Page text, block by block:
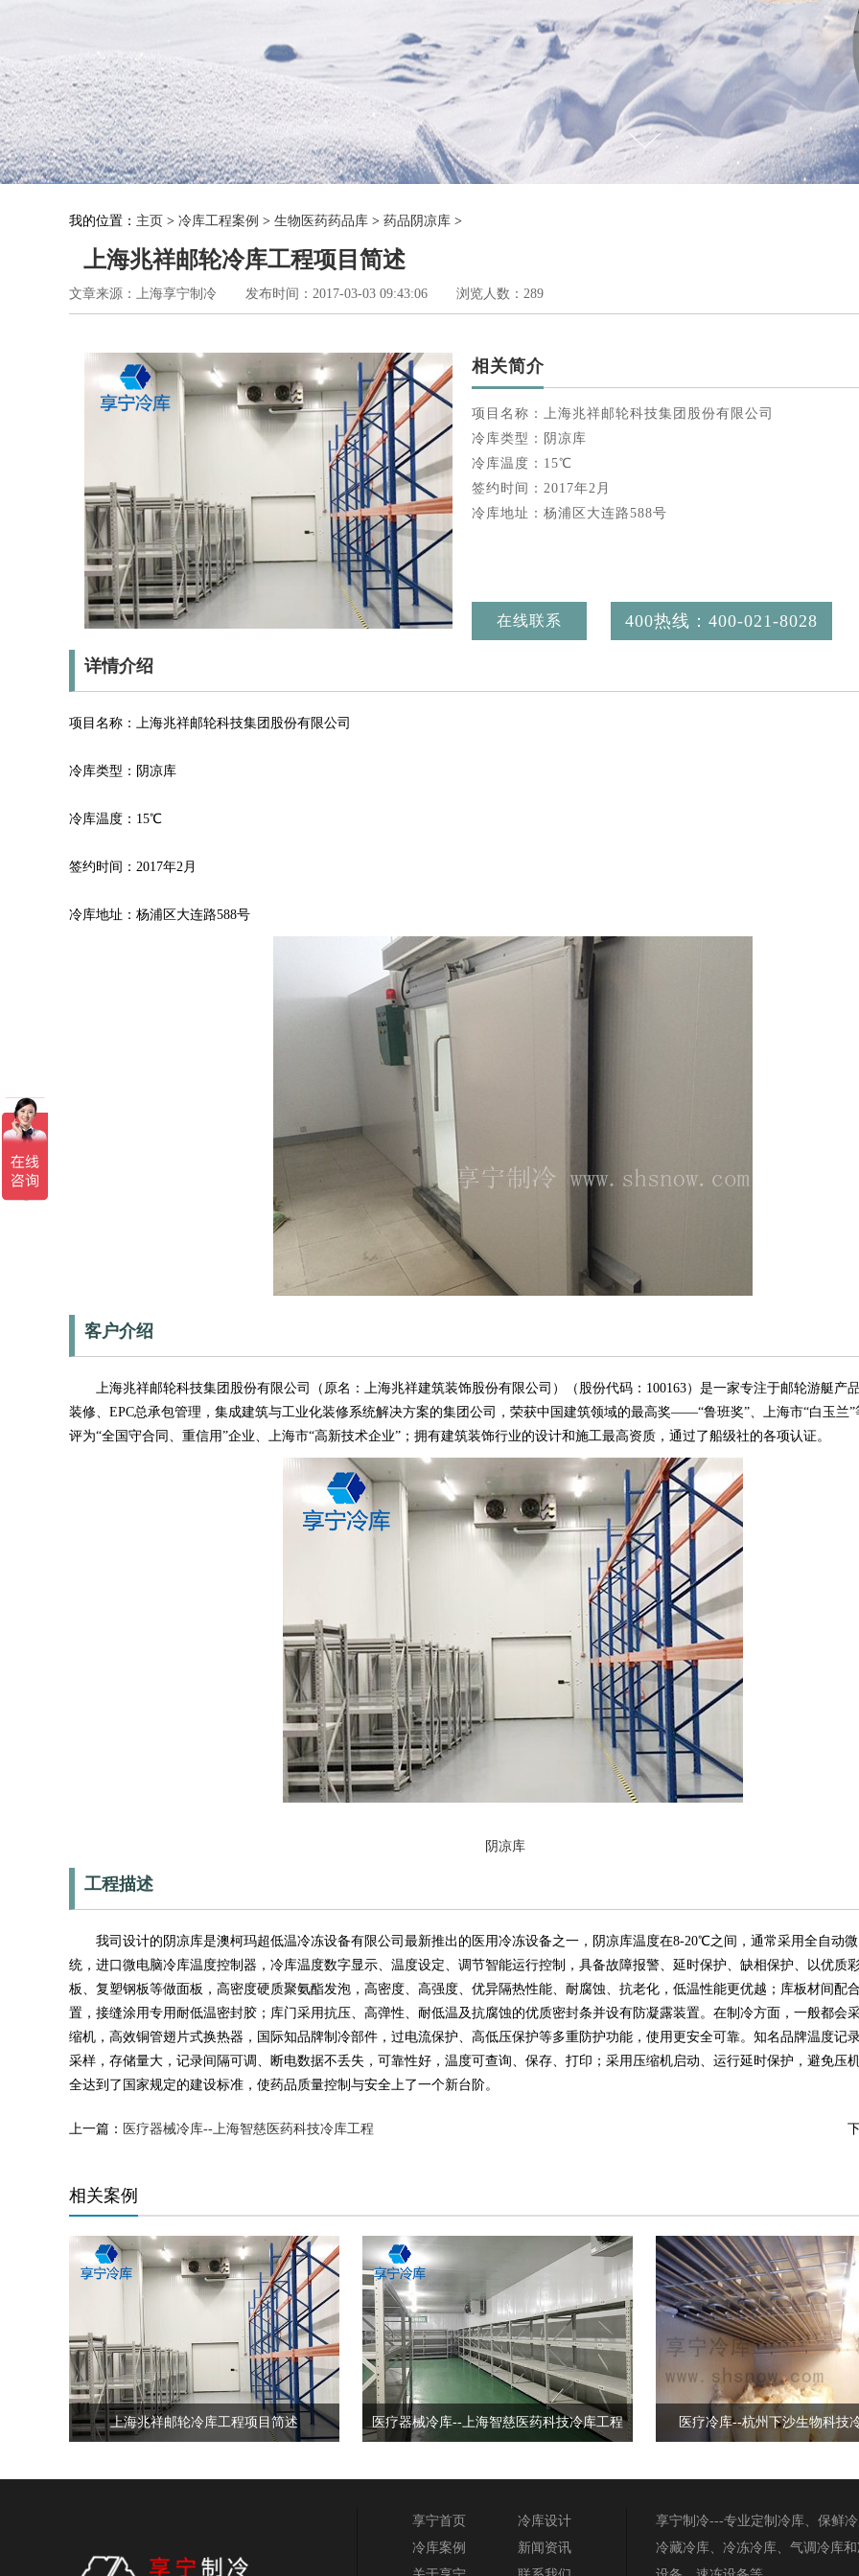
我的位置： 主页 > 冷库工程案例 > 生物医药药品库 > 药品阴凉库 >
上海兆祥邮轮冷库工程项目简述
文章来源：上海享宁制冷 发布时间：2017-03-03 09:43:06 浏览人数：289
相关简介
项目名称：上海兆祥邮轮科技集团股份有限公司
冷库类型：阴凉库
冷库温度：15℃
签约时间：2017年2月
冷库地址：杨浦区大连路588号
在线联系 400热线：400-021-8028
详情介绍
项目名称：上海兆祥邮轮科技集团股份有限公司
冷库类型：阴凉库
冷库温度：15℃
签约时间：2017年2月
冷库地址：杨浦区大连路588号
客户介绍
上海兆祥邮轮科技集团股份有限公司（原名：上海兆祥建筑装饰股份有限公司）（股份代码：100163）是一家专注于邮轮游艇产品
装修、EPC总承包管理，集成建筑与工业化装修系统解决方案的集团公司，荣获中国建筑领域的最高奖——“鲁班奖”、上海市“白玉兰”
评为“全国守合同、重信用”企业、上海市“高新技术企业”；拥有建筑装饰行业的设计和施工最高资质，通过了船级社的各项认证。
阴凉库
工程描述
我司设计的阴凉库是澳柯玛超低温冷冻设备有限公司最新推出的医用冷冻设备之一，阴凉库温度在8-20℃之间，通常采用全自动
统，进口微电脑冷库温度控制器，冷库温度数字显示、温度设定、调节智能运行控制，具备故障报警、延时保护、缺相保护、以优质
板、复塑钢板等做面板，高密度硬质聚氨酯发泡，高密度、高强度、优异隔热性能、耐腐蚀、抗老化，低温性能更优越；库板材间配
置，接缝涂用专用耐低温密封胶；库门采用抗压、高弹性、耐低温及抗腐蚀的优质密封条并设有防凝露装置。在制冷方面，一般都会
缩机，高效铜管翅片式换热器，国际知品牌制冷部件，过电流保护、高低压保护等多重防护功能，使用更安全可靠。知名品牌温度记
采样，存储量大，记录间隔可调、断电数据不丢失，可靠性好，温度可查询、保存、打印；采用压缩机启动、运行延时保护，避免压
全达到了国家规定的建设标准，使药品质量控制与安全上了一个新台阶。
上一篇： 医疗器械冷库--上海智慈医药科技冷库工程
相关案例
上海兆祥邮轮冷库工程项目简述 医疗器械冷库--上海智慈医药科技冷库工程 医疗冷库--杭州下沙生物科技
享宁首页
冷库设计
冷库案例
新闻资讯
享宁制冷---专业定制冷库、保鲜冷
冷藏冷库、冷冻冷库、气调冷库